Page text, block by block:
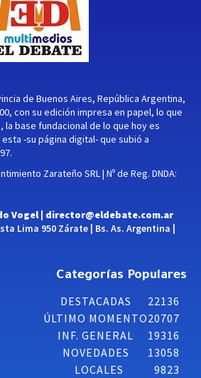
de Buenos Aires, República Argentina,
con su edición impresa en papel, lo que
base fundacional de lo que hoy es
esta -su página digital- que subió a
Zarateño SRL | Nº de Reg. DNDA:
Vogel | director@eldebate.com.ar
Lima 950 Zárate | Bs. As. Argentina |
Categorías Populares
DESTACADAS
22136
ÚLTIMO MOMENTO20707
INF. GENERAL
19316
NOVEDADES
13058
LOCALES
9823